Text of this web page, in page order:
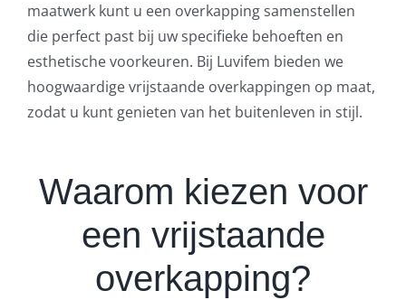
maatwerk kunt u een overkapping samenstellen
die perfect past bij uw specifieke behoeften en
esthetische voorkeuren. Bij Luvifem bieden we
hoogwaardige vrijstaande overkappingen op maat,
zodat u kunt genieten van het buitenleven in stijl.
Waarom kiezen voor
een vrijstaande
overkapping?